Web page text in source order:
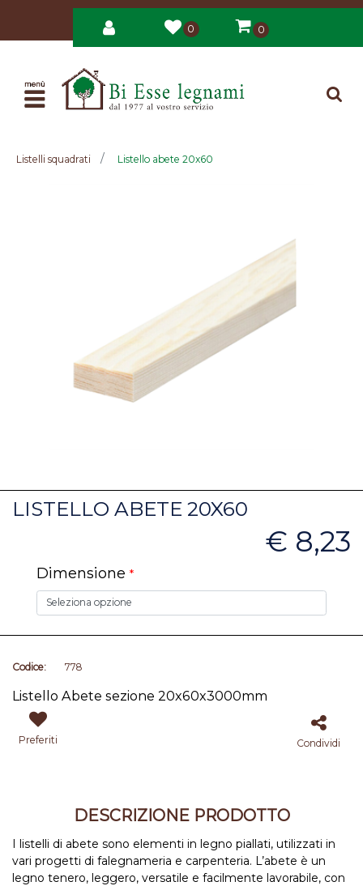
0 0
Open
Listelli squadrati Listello abete 20x60
LISTELLO ABETE 20X60
€ 8,23
Dimensione *
Codice: 778
Listello Abete sezione 20x60x3000mm
Preferiti Condividi
DESCRIZIONE PRODOTTO
I listelli di abete sono elementi in legno piallati, utilizzati in
vari progetti di falegnameria e carpenteria. L’abete è un
legno tenero, leggero, versatile e facilmente lavorabile, con